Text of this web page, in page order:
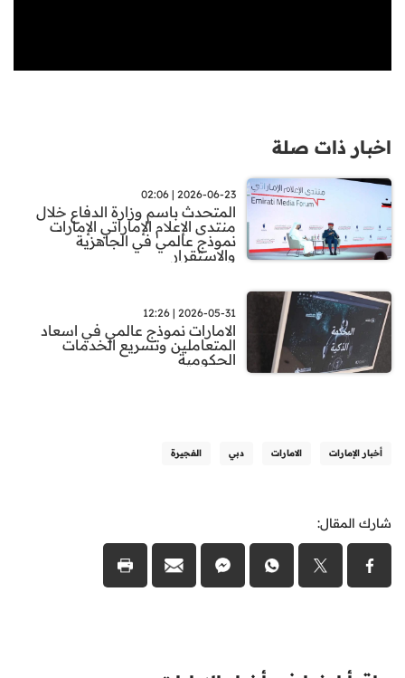
اخبار ذات صلة
2026-06-23 | 02:06
المتحدث باسم وزارة الدفاع خلال
منتدى الإعلام الإماراتي الإمارات
نموذج عالمي في الجاهزية
والاستقرار
2026-05-31 | 12:26
الامارات نموذج عالمي في اسعاد
المتعاملين وتسريع الخدمات
الحكومية
أخبار الإمارات الامارات دبي الفجيرة
شارك المقال: